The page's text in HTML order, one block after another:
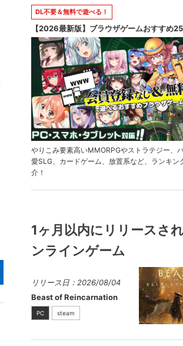
DL不要＆無料で遊べる！
【2026最新版】ブラウザゲームおすすめ25
やりこみ要素高いMMORPGやストラテジー、
愛SLG、カードゲーム、放置系など、ランキン
介！
1ヶ月以内にリリースさ
ンラインゲーム
リリース日：2026/08/04
Beast of Reincarnation
PC steam